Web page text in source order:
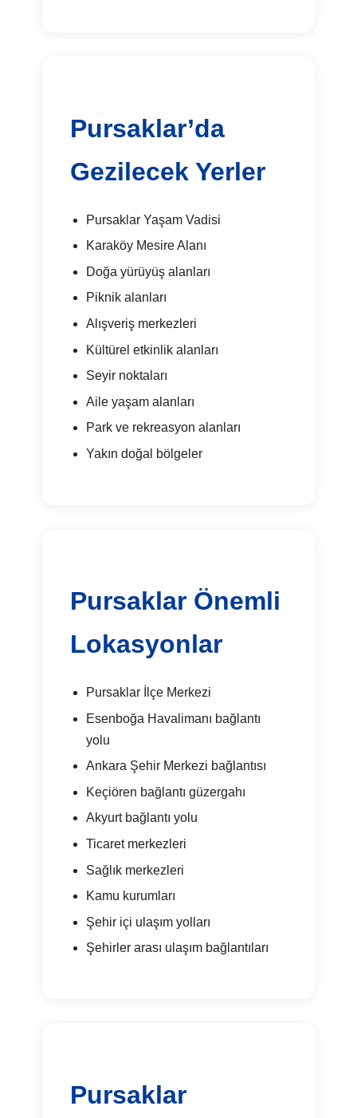
Pursaklar’da
Gezilecek Yerler
Pursaklar Yaşam Vadisi
Karaköy Mesire Alanı
Doğa yürüyüş alanları
Piknik alanları
Alışveriş merkezleri
Kültürel etkinlik alanları
Seyir noktaları
Aile yaşam alanları
Park ve rekreasyon alanları
Yakın doğal bölgeler
Pursaklar Önemli
Lokasyonlar
Pursaklar İlçe Merkezi
Esenboğa Havalimanı bağlantı
yolu
Ankara Şehir Merkezi bağlantısı
Keçiören bağlantı güzergahı
Akyurt bağlantı yolu
Ticaret merkezleri
Sağlık merkezleri
Kamu kurumları
Şehir içi ulaşım yolları
Şehirler arası ulaşım bağlantıları
Pursaklar